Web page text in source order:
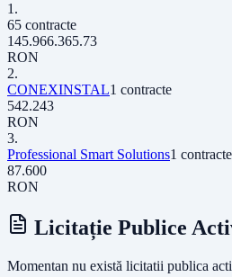
1 .
65 contracte
145.966.365.73
RON
2.
CONEXINSTAL1 contracte
542.243
RON
3.
Professional Smart Solutions1 contracte
87.600
RON
Licitație Publice
Momentan nu există licitatii publica